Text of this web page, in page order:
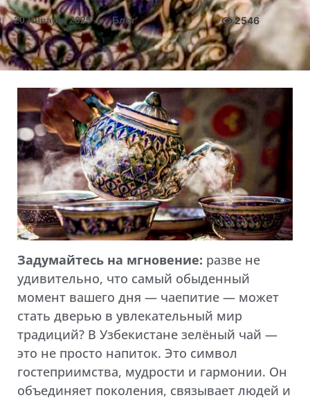
20 Января, 2025 Блог 2546
Задумайтесь на мгновение: разве не
удивительно, что самый обыденный
момент вашего дня — чаепитие — может
стать дверью в увлекательный мир
традиций? В Узбекистане зелёный чай —
это не просто напиток. Это символ
гостеприимства, мудрости и гармонии. Он
объединяет поколения, связывает людей и